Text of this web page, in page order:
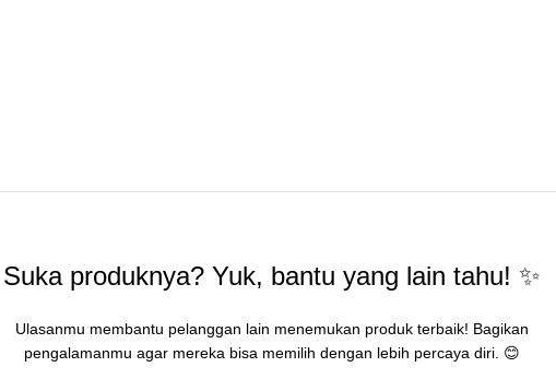
Suka produknya? Yuk, bantu yang lain tahu! ✨
Ulasanmu membantu pelanggan lain menemukan produk terbaik! Bagikan
pengalamanmu agar mereka bisa memilih dengan lebih percaya diri. 😊